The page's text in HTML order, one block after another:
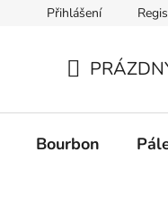
Přihlášení
KOŠÍK
Bourbon